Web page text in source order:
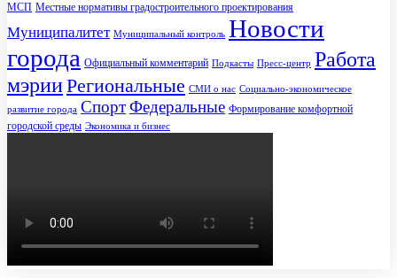
МСП Местные нормативы градостроительного проектирования
Муниципалитет Муниципальный контроль Новости
города Официальный комментарий Подкасты Пресс-центр Работа
мэрииРегиональные СМИ о нас Социально-экономическое
развитие города СпортФедеральные Формирование комфортной
городской среды Экономика и бизнес